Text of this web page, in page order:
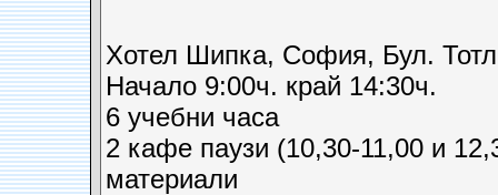
Хотел Шипка, София, Бул.
Начало 9:00ч. край 14:30ч.
6 учебни часа
2 кафе паузи (10,30-11,00 и
материали